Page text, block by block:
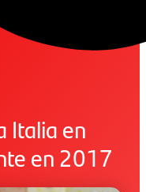
Italia en
en 2017